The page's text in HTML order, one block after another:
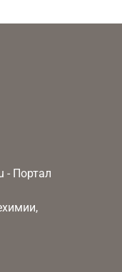
- Портал